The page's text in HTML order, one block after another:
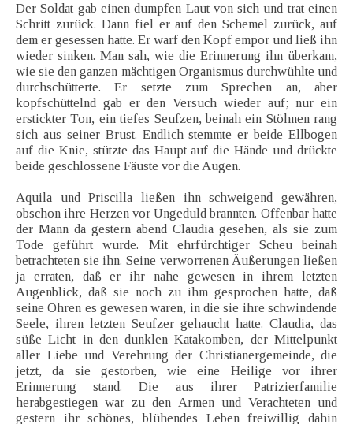
Der Soldat gab einen dumpfen Laut von sich und trat einen
Schritt zurück. Dann fiel er auf den Schemel zurück, auf
dem er gesessen hatte. Er warf den Kopf empor und ließ ihn
wieder sinken. Man sah, wie die Erinnerung ihn überkam,
wie sie den ganzen mächtigen Organismus durchwühlte und
durchschütterte. Er setzte zum Sprechen an, aber
kopfschüttelnd gab er den Versuch wieder auf; nur ein
erstickter Ton, ein tiefes Seufzen, beinah ein Stöhnen rang
sich aus seiner Brust. Endlich stemmte er beide Ellbogen
auf die Knie, stützte das Haupt auf die Hände und drückte
beide geschlossene Fäuste vor die Augen.
Aquila und Priscilla ließen ihn schweigend gewähren,
obschon ihre Herzen vor Ungeduld brannten. Offenbar hatte
der Mann da gestern abend Claudia gesehen, als sie zum
Tode geführt wurde. Mit ehrfürchtiger Scheu beinah
betrachteten sie ihn. Seine verworrenen Äußerungen ließen
ja erraten, daß er ihr nahe gewesen in ihrem letzten
Augenblick, daß sie noch zu ihm gesprochen hatte, daß
seine Ohren es gewesen waren, in die sie ihre schwindende
Seele, ihren letzten Seufzer gehaucht hatte. Claudia, das
süße Licht in den dunklen Katakomben, der Mittelpunkt
aller Liebe und Verehrung der Christianergemeinde, die
jetzt, da sie gestorben, wie eine Heilige vor ihrer
Erinnerung stand. Die aus ihrer Patrizierfamilie
herabgestiegen war zu den Armen und Verachteten und
gestern ihr schönes, blühendes Leben freiwillig dahin